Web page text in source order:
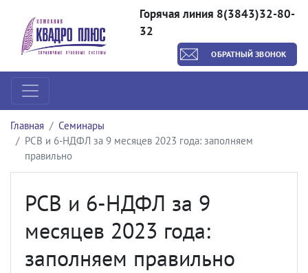
Горячая линия 8(3843)32-80-
32
ОБРАТНЫЙ ЗВОНОК
Главная
Семинары
РСВ и 6-НДФЛ за 9 месяцев 2023 года: заполняем
правильно
РСВ и 6-НДФЛ за 9
месяцев 2023 года:
заполняем правильно